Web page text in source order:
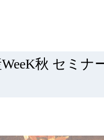
が欲しい 秋 セミナ